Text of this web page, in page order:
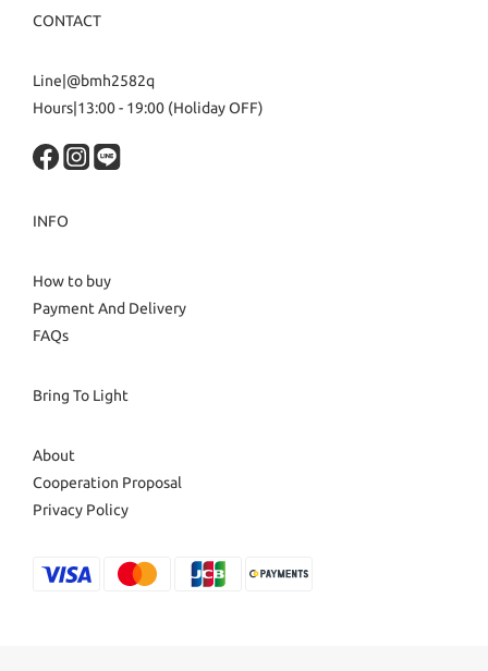
CONTACT
Line|@bmh2582q
Hours|13:00 - 19:00 (Holiday OFF)
INFO
How to buy
Payment And Delivery
FAQs
Bring To Light
About
Cooperation Proposal
Privacy Policy